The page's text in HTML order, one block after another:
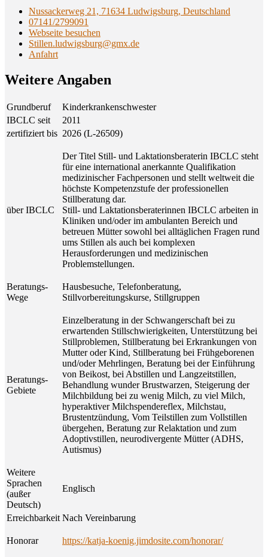
Nussackerweg 21, 71634 Ludwigsburg, Deutschland
07141/2799091
Webseite besuchen
Stillen.ludwigsburg@gmx.de
Anfahrt
Wei­te­re Angaben
Grundberuf
Kinderkrankenschwester
IBCLC seit
2011
zertifiziert bis 2026 (L-26509)
über IBCLC
Der Titel Still- und Laktationsberaterin IBCLC steht
für eine international anerkannte Qualifikation
medizinischer Fachpersonen und stellt weltweit die
höchste Kompetenzstufe der professionellen
Stillberatung dar.
Still- und Laktationsberaterinnen IBCLC arbeiten in
Kliniken und/oder im ambulanten Bereich und
betreuen Mütter sowohl bei alltäglichen Fragen rund
ums Stillen als auch bei komplexen
Herausforderungen und medizinischen
Problemstellungen.
Beratungs-
Wege
Hausbesuche, Telefonberatung,
Stillvorbereitungskurse, Stillgruppen
Beratungs-
Gebiete
Einzelberatung in der Schwangerschaft bei zu
erwartenden Stillschwierigkeiten, Unterstützung bei
Stillproblemen, Stillberatung bei Erkrankungen von
Mutter oder Kind, Stillberatung bei Frühgeborenen
und/oder Mehrlingen, Beratung bei der Einführung
von Beikost, bei Abstillen und Langzeitstillen,
Behandlung wunder Brustwarzen, Steigerung der
Milchbildung bei zu wenig Milch, zu viel Milch,
hyperaktiver Milchspendereflex, Milchstau,
Brustentzündung, Vom Teilstillen zum Vollstillen
übergehen, Beratung zur Relaktation und zum
Adoptivstillen, neurodivergente Mütter (ADHS,
Autismus)
Weitere
Sprachen
(außer
Deutsch)
Englisch
Erreichbarkeit Nach Vereinbarung
Honorar https://katja-koenig.jimdosite.com/honorar/